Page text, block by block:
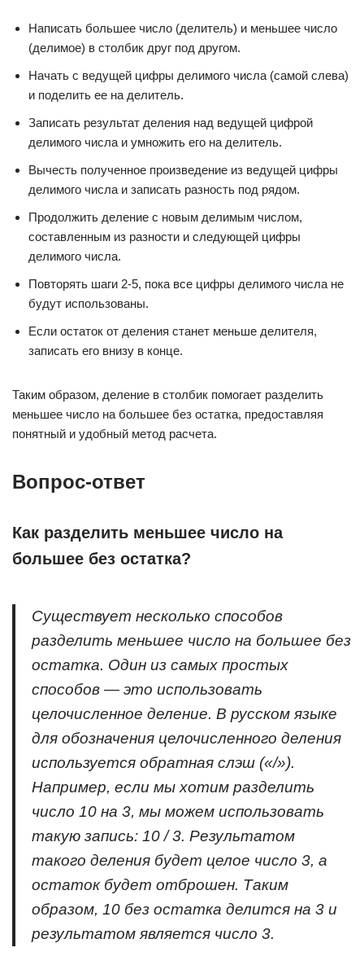
Написать большее число (делитель) и меньшее число
(делимое) в столбик друг под другом.
Начать с ведущей цифры делимого числа (самой слева)
и поделить ее на делитель.
Записать результат деления над ведущей цифрой
делимого числа и умножить его на делитель.
Вычесть полученное произведение из ведущей цифры
делимого числа и записать разность под рядом.
Продолжить деление с новым делимым числом,
составленным из разности и следующей цифры
делимого числа.
Повторять шаги 2-5, пока все цифры делимого числа не
будут использованы.
Если остаток от деления станет меньше делителя,
записать его внизу в конце.
Таким образом, деление в столбик помогает разделить
меньшее число на большее без остатка, предоставляя
понятный и удобный метод расчета.
Вопрос-ответ
Как разделить меньшее число на
большее без остатка?
Существует несколько способов
разделить меньшее число на большее без
остатка. Один из самых простых
способов — это использовать
целочисленное деление. В русском языке
для обозначения целочисленного деления
используется обратная слэш («/»).
Например, если мы хотим разделить
число 10 на 3, мы можем использовать
такую запись: 10 / 3. Результатом
такого деления будет целое число 3, а
остаток будет отброшен. Таким
образом, 10 без остатка делится на 3 и
результатом является число 3.